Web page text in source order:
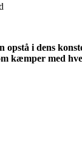
opstå i dens
kæmper med